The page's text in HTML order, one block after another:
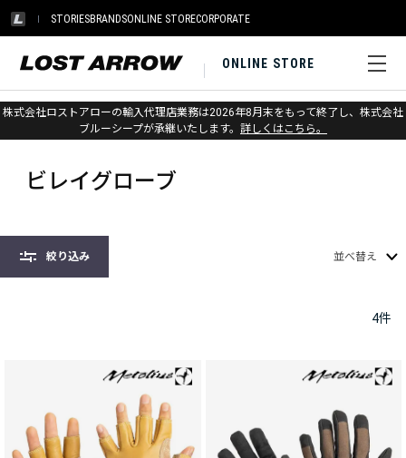
STORIESBRANDSONLINE STORECORPORATE
ONLINE STORE
株式会社ロストアローの輸入代理店業務は2026年8月末をもって終了し、株式会社
ブルーシープが承継いたします。 詳しくはこちら。
ホーム > メトリウス > ビレイグローブ
ビレイグローブ
絞り込み 並べ替え
4件